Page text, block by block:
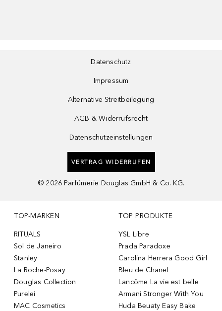
Datenschutz
Impressum
Alternative Streitbeilegung
AGB & Widerrufsrecht
Datenschutzeinstellungen
VERTRAG WIDERRUFEN
© 2026 Parfümerie Douglas GmbH & Co. KG.
TOP-MARKEN
RITUALS
Sol de Janeiro
Stanley
La Roche-Posay
Douglas Collection
Purelei
MAC Cosmetics
TOP PRODUKTE
YSL Libre
Prada Paradoxe
Carolina Herrera Good Girl
Bleu de Chanel
Lancôme La vie est belle
Armani Stronger With You
Huda Beuaty Easy Bake